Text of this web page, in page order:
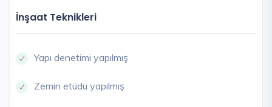
İnşaat Teknikleri
Yapı denetimi yapılmış
Zemin etüdü yapılmış